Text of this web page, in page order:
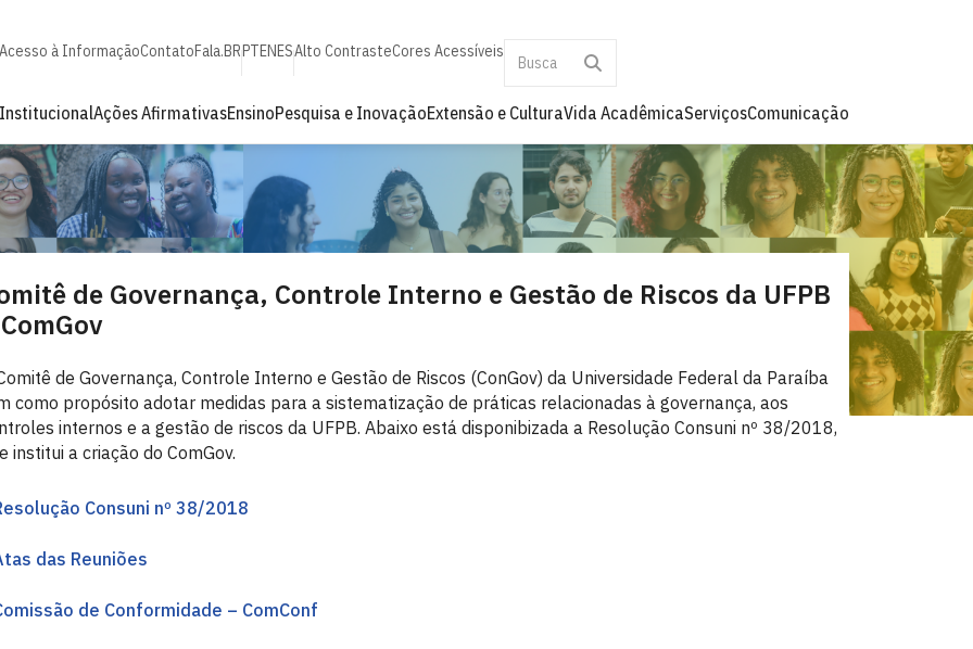
Acesso à InformaçãoContatoFala.BRPTENESAlto ContrasteCores Acessíveis
InstitucionalAções AfirmativasEnsinoPesquisa e InovaçãoExtensão e CulturaVida AcadêmicaServiçosComunicação
de Governança, Controle Interno e Gestão de Riscos da UFPB
de Governança, Controle Interno e Gestão de Riscos (ConGov) da Universidade Federal da Paraíba
como propósito adotar medidas para a sistematização de práticas relacionadas à governança, aos
internos e a gestão de riscos da UFPB. Abaixo está disponibizada a Resolução Consuni nº 38/2018,
institui a criação do ComGov.
Consuni nº 38/2018
das Reuniões
de Conformidade – ComConf